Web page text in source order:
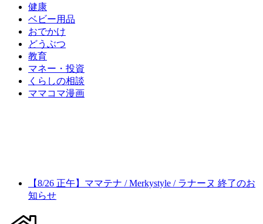
健康
ベビー用品
おでかけ
どうぶつ
教育
マネー・投資
くらしの相談
ママコマ漫画
【8/26 正午】ママテナ / Merkystyle / ラナーヌ 終了のお
知らせ